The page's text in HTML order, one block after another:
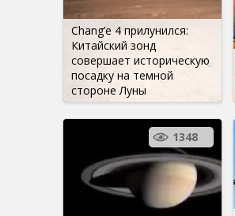
Chang’e 4 прилунился:
Китайский зонд
совершает историческую
посадку на темной
стороне Луны
1348